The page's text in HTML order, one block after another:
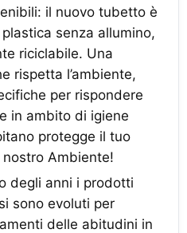
il nuovo tubetto è
senza allumino,
riciclabile. Una
rispetta l’ambiente,
per rispondere
in ambito di igiene
protegge il tuo
Ambiente!
degli anni i prodotti
sono evoluti per
delle abitudini in